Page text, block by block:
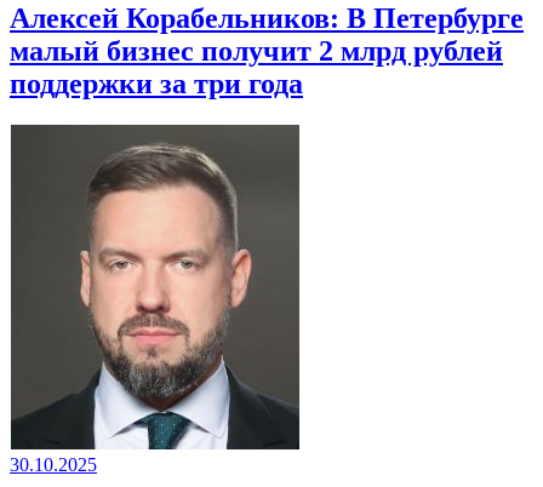
Алексей Корабельников: В Петербурге
малый бизнес получит 2 млрд рублей
поддержки за три года
30.10.2025